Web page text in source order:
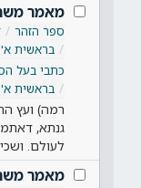
מאמר
ספר הזהר
בראשית א'
כתבי בעל
בראשית א'
רמה) ועץ
גנתא,
לעולם.
מאמר